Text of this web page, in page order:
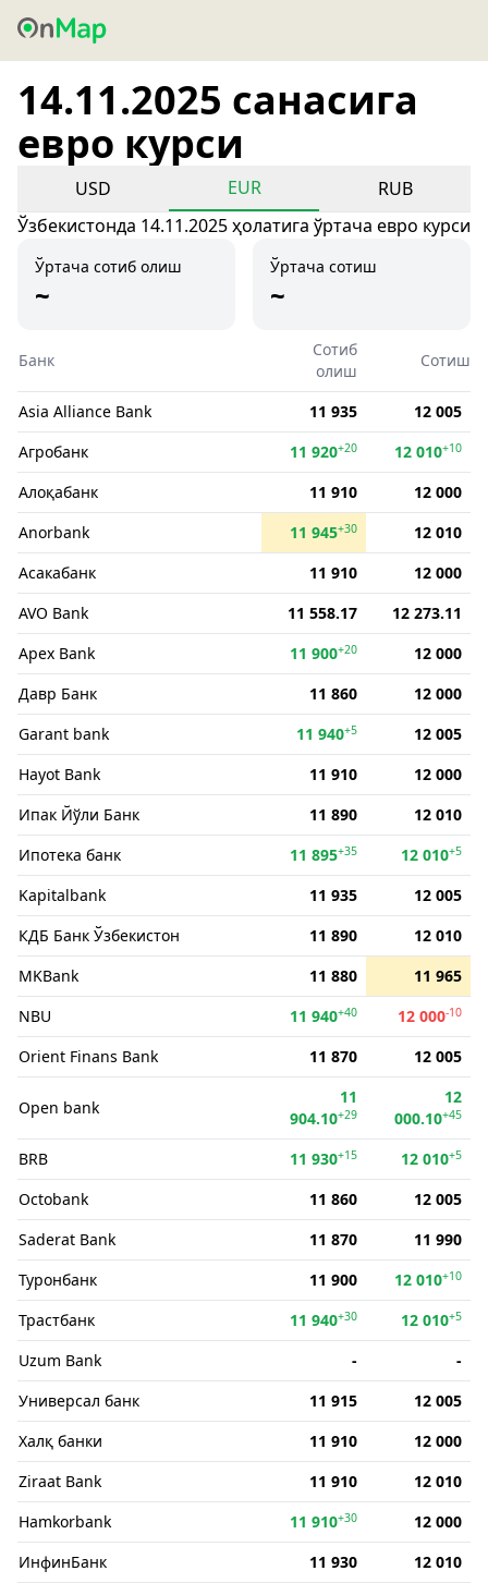
14.11.2025 санасига
евро курси
USD EUR
RUB
Ўзбекистонда 14.11.2025 ҳолатига ўртача евро курси
Ўртача сотиб олиш
~
Ўртача сотиш
~
Банк
Сотиб
олиш
Сотиш
Asia Alliance Bank 11 935
12 005
Агробанк
11 920+20 12 010+10
Алоқабанк 11 910
12 000
Anorbank
11 945+30
12 010
Асакабанк
11 910
12 000
AVO Bank
11 558.17
12 273.11
Apex Bank
11 900+20
12 000
Давр Банк
11 860
12 000
Garant bank
11 940+5
12 005
Hayot Bank
11 910
12 000
Ипак Йўли Банк
11 890
12 010
Ипотека банк
11 895+35 12 010+5
Kapitalbank 11 935
12 005
КДБ Банк Ўзбекистон
11 890
12 010
MKBank
11 880
11 965
NBU
11 940+40 12 000-10
Orient Finans Bank 11 870 12 005
Open bank
11
904.10+29
12
000.10+45
BRB 11 930+15 12 010+5
Octobank 11 860
12 005
Saderat Bank
11 870
11 990
Туронбанк
11 900 12 010+10
Трастбанк 11 940+30 12 010+5
Uzum Bank -
-
Универсал банк
11 915
12 005
Халқ банки
11 910
12 000
Ziraat Bank
11 910
12 010
Hamkorbank
11 910+30
12 000
ИнфинБанк
11 930
12 010